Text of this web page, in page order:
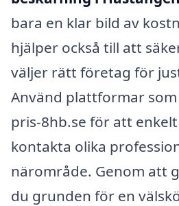
bara en klar bild av
hjälper också till att
väljer rätt företag för
Använd plattformar
pris-8hb.se för att
kontakta olika
närområde. Genom att
du grunden för en